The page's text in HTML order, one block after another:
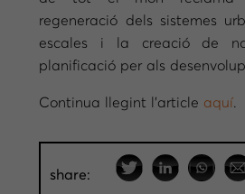
regeneració dels sistemes
escales i la creació de
planificació per als
Continua llegint l’article aquí.
share: